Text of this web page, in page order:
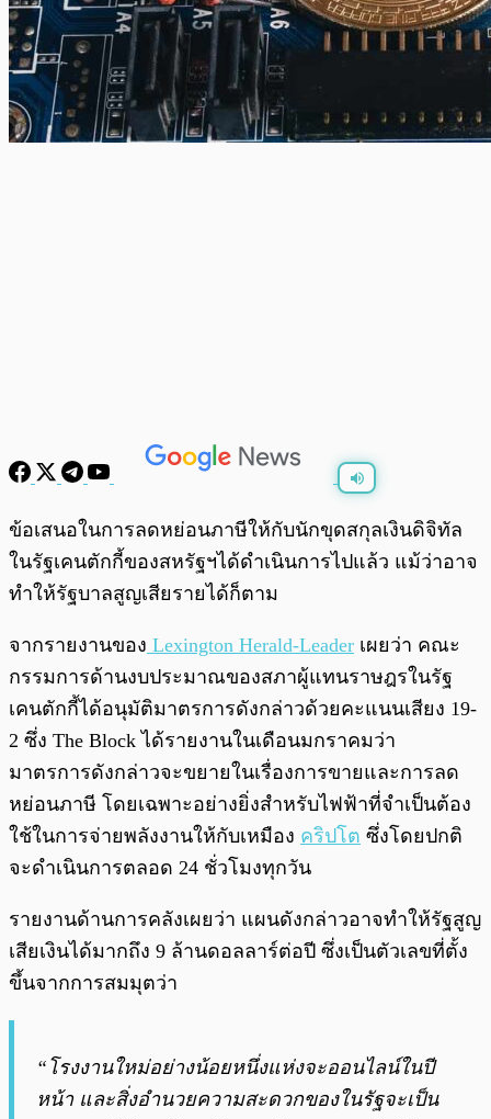
พร้อมเล่น 0:00/ 0:00
ข้อเสนอในการลดหย่อนภาษีให้กับนักขุดสกุลเงินดิจิทัล
ในรัฐเคนตักกี้ของสหรัฐฯได้ดำเนินการไปแล้ว แม้ว่าอาจ
ทำให้รัฐบาลสูญเสียรายได้ก็ตาม
จากรายงานของ Lexington Herald-Leader เผยว่า คณะ
กรรมการด้านงบประมาณของสภาผู้แทนราษฎรในรัฐ
เคนตักกี้ได้อนุมัติมาตรการดังกล่าวด้วยคะแนนเสียง 19-
2 ซึ่ง The Block ได้รายงานในเดือนมกราคมว่า
มาตรการดังกล่าวจะขยายในเรื่องการขายและการลด
หย่อนภาษี โดยเฉพาะอย่างยิ่งสำหรับไฟฟ้าที่จำเป็นต้อง
ใช้ในการจ่ายพลังงานให้กับเหมือง คริปโต ซึ่งโดยปกติ
จะดำเนินการตลอด 24 ชั่วโมงทุกวัน
รายงานด้านการคลังเผยว่า แผนดังกล่าวอาจทำให้รัฐสูญ
เสียเงินได้มากถึง 9 ล้านดอลลาร์ต่อปี ซึ่งเป็นตัวเลขที่ตั้ง
ขึ้นจากการสมมุตว่า
“โรงงานใหม่อย่างน้อยหนึ่งแห่งจะออนไลน์ในปี
หน้า และสิ่งอำนวยความสะดวกของในรัฐจะเป็น